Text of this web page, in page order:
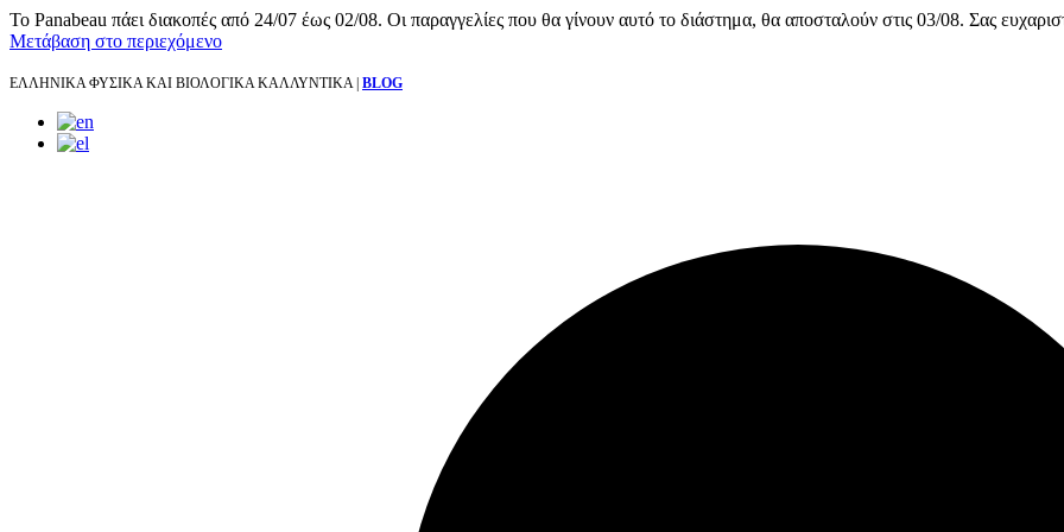
Το Panabeau πάει διακοπές από 24/07 έως 02/08. Οι παραγγελίες που θα γίνουν αυτό το διάστημα, θα αποσταλούν στις 03/08. Σας
Μετάβαση στο περιεχόμενο
ΕΛΛΗΝΙΚΑ ΦΥΣΙΚΑ ΚΑΙ ΒΙΟΛΟΓΙΚΑ ΚΑΛΛΥΝΤΙΚΑ | BLOG